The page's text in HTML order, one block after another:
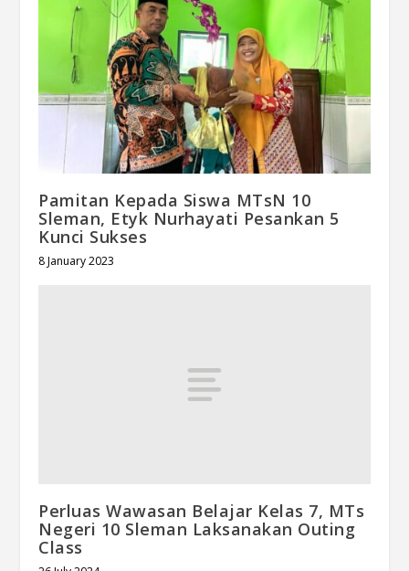
Pamitan Kepada Siswa MTsN 10
Sleman, Etyk Nurhayati Pesankan 5
Kunci Sukses
8 January 2023
Perluas Wawasan Belajar Kelas 7, MTs
Negeri 10 Sleman Laksanakan Outing
Class